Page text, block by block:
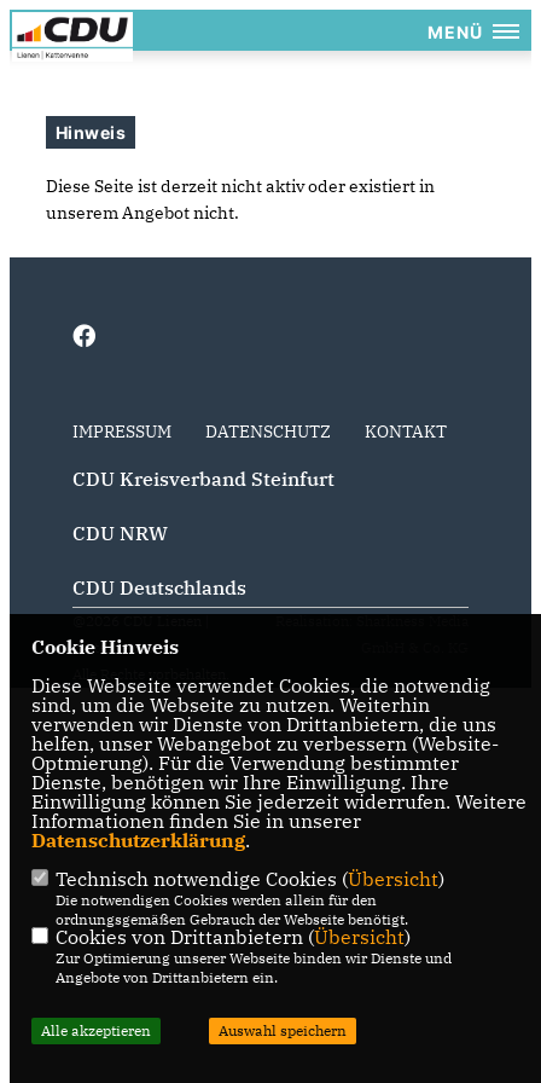
MENÜ
Hinweis
Diese Seite ist derzeit nicht aktiv oder existiert in
unserem Angebot nicht.
IMPRESSUM DATENSCHUTZ KONTAKT
CDU Kreisverband Steinfurt
CDU NRW
CDU Deutschlands
Kattenvenne
Alle Rechte vorbehalten.
Cookie Hinweis
Diese Webseite verwendet Cookies, die notwendig
sind, um die Webseite zu nutzen. Weiterhin
verwenden wir Dienste von Drittanbietern, die uns
helfen, unser Webangebot zu verbessern (Website-
Optmierung). Für die Verwendung bestimmter
Dienste, benötigen wir Ihre Einwilligung. Ihre
Einwilligung können Sie jederzeit widerrufen. Weitere
Informationen finden Sie in unserer
Datenschutzerklärung.
Technisch notwendige Cookies (Übersicht)
Die notwendigen Cookies werden allein für den
ordnungsgemäßen Gebrauch der Webseite benötigt.
Cookies von Drittanbietern (Übersicht)
Zur Optimierung unserer Webseite binden wir Dienste und
Angebote von Drittanbietern ein.
Alle akzeptieren Auswahl speichern